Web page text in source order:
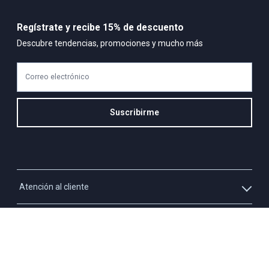
Composición:
74%rayón-10%algodón-16%lino
Atención al cliente
Regístrate y recibe 15% de descuento
Descubre tendencias, promociones y mucho más
Correo electrónico
Suscribirme